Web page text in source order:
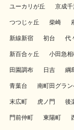
ユーカリが丘 京成
つつじヶ丘 柴崎
新線新宿 初台 代
新百合ヶ丘 小田急
田園調布 日吉 綱
青葉台 南町田グラ
末広町 虎ノ門 後
門前仲町 東陽町